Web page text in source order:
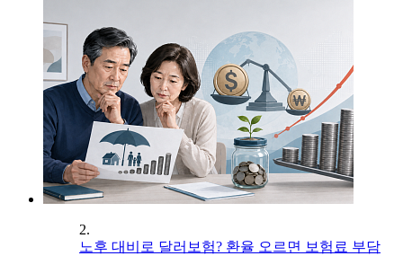
2.
노후 대비로 달러보험? 환율 오르면 보험료 부담